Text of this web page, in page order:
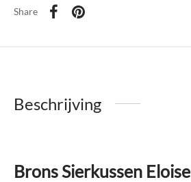
Share
Beschrijving
Brons Sierkussen Eloise